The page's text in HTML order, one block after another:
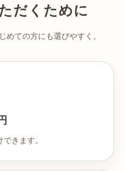
だくために
めての方にも選びやすく。
きます。